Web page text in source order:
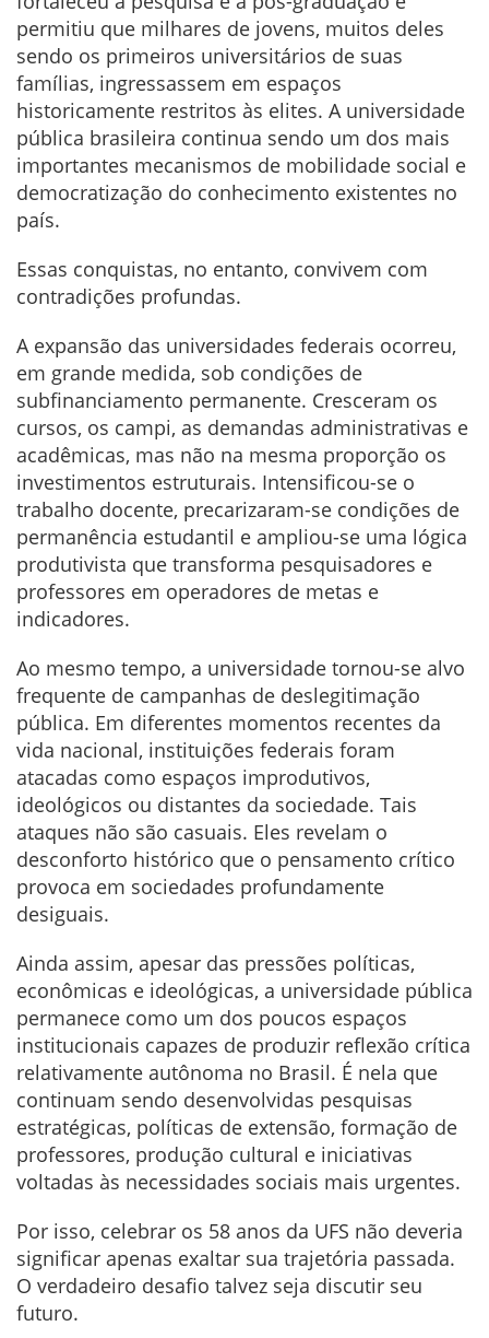
permitiu que milhares de jovens, muitos deles
sendo os primeiros universitários de suas
famílias, ingressassem em espaços
historicamente restritos às elites. A universidade
pública brasileira continua sendo um dos mais
importantes mecanismos de mobilidade social e
democratização do conhecimento existentes no
país.
Essas conquistas, no entanto, convivem com
contradições profundas.
A expansão das universidades federais ocorreu,
em grande medida, sob condições de
subfinanciamento permanente. Cresceram os
cursos, os campi, as demandas administrativas e
acadêmicas, mas não na mesma proporção os
investimentos estruturais. Intensificou-se o
trabalho docente, precarizaram-se condições de
permanência estudantil e ampliou-se uma lógica
produtivista que transforma pesquisadores e
professores em operadores de metas e
indicadores.
Ao mesmo tempo, a universidade tornou-se alvo
frequente de campanhas de deslegitimação
pública. Em diferentes momentos recentes da
vida nacional, instituições federais foram
atacadas como espaços improdutivos,
ideológicos ou distantes da sociedade. Tais
ataques não são casuais. Eles revelam o
desconforto histórico que o pensamento crítico
provoca em sociedades profundamente
desiguais.
Ainda assim, apesar das pressões políticas,
econômicas e ideológicas, a universidade pública
permanece como um dos poucos espaços
institucionais capazes de produzir reflexão crítica
relativamente autônoma no Brasil. É nela que
continuam sendo desenvolvidas pesquisas
estratégicas, políticas de extensão, formação de
professores, produção cultural e iniciativas
voltadas às necessidades sociais mais urgentes.
Por isso, celebrar os 58 anos da UFS não deveria
significar apenas exaltar sua trajetória passada.
O verdadeiro desafio talvez seja discutir seu
futuro.